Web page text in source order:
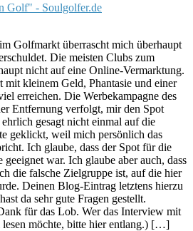
Golf" - Soulgolfer.de
Golfmarkt überrascht mich überhaupt
Die meisten Clubs zum
nicht auf eine Online-Vermarktung.
mit kleinem Geld, Phantasie und einer
erreichen. Die Werbekampagne des
Entfernung verfolgt, mir den Spot
ehrlich gesagt nicht einmal auf die
geklickt, weil mich persönlich das
Ich glaube, dass der Spot für die
war. Ich glaube aber auch, dass
die falsche Zielgruppe ist, auf die hier
Deinen Blog-Eintrag letztens hierzu
da sehr gute Fragen gestellt.
für das Lob. Wer das Interview mit
möchte, bitte hier entlang.) […]